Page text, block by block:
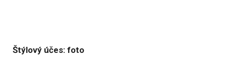
Štýlový účes: foto